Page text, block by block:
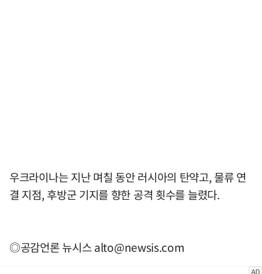
우크라이나는 지난 며칠 동안 러시아의 탄약고, 물류 연
결 지점, 후방군 기지를 향한 공격 횟수를 늘렸다.
◎공감언론 뉴시스alto@newsis.com